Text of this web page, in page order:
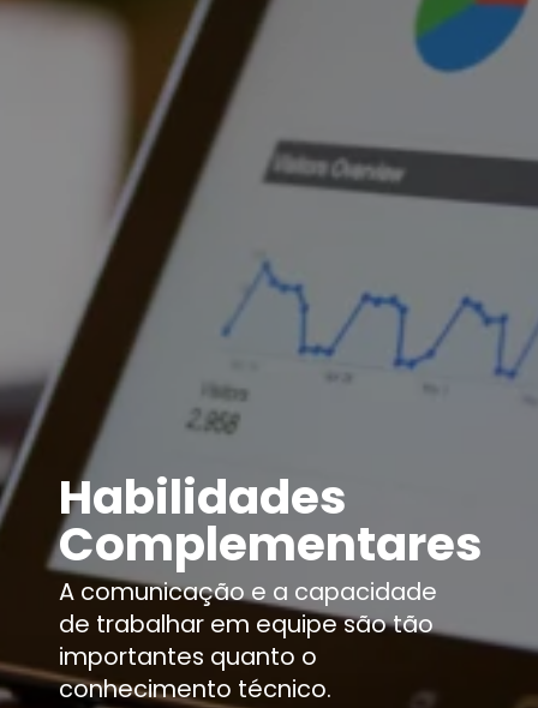
Habilidades
Complementares
A comunicação e a capacidade
de trabalhar em equipe são tão
importantes quanto o
conhecimento técnico.